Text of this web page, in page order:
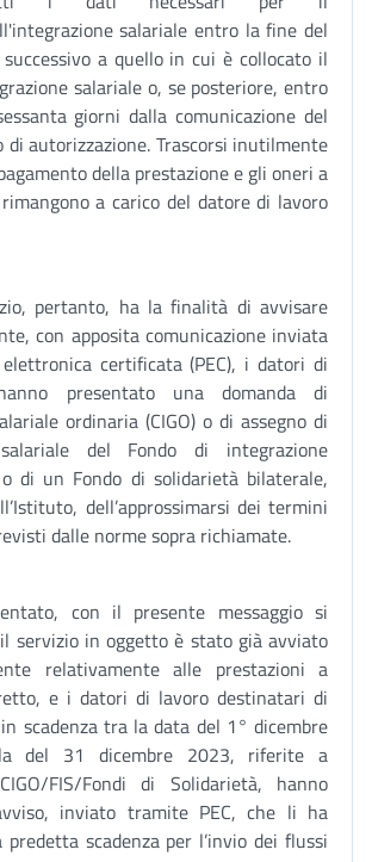
salariale entro la fine del
successivo a quello in cui è collocato il
salariale o, se posteriore, entro
giorni dalla comunicazione del
di autorizzazione. Trascorsi inutilmente
della prestazione e gli oneri a
a carico del datore di lavoro
pertanto, ha la finalità di avvisare
con apposita comunicazione inviata
certificata (PEC), i datori di
presentato una domanda di
ordinaria (CIGO) o di assegno di
del Fondo di integrazione
di un Fondo di solidarietà bilaterale,
dell’approssimarsi dei termini
dalle norme sopra richiamate.
con il presente messaggio si
servizio in oggetto è stato già avviato
relativamente alle prestazioni a
e i datori di lavoro destinatari di
scadenza tra la data del 1° dicembre
del 31 dicembre 2023, riferite a
FIS/Fondi di Solidarietà, hanno
inviato tramite PEC, che li ha
scadenza per l’invio dei flussi